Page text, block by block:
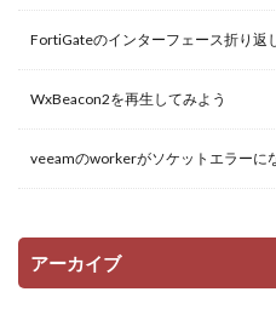
FortiGateのインターフェース折り返
WxBeacon2を再生してみよう
veeamのworkerがソケットエラーに
アーカイブ